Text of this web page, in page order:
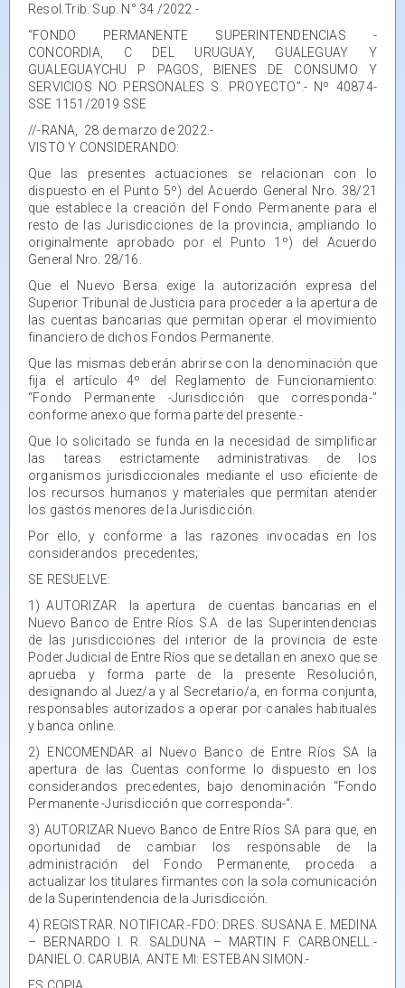
Resol.Trib. Sup. N° 34 /2022.-
“FONDO PERMANENTE SUPERINTENDENCIAS -
CONCORDIA, C DEL URUGUAY, GUALEGUAY Y
GUALEGUAYCHU P PAGOS, BIENES DE CONSUMO Y
SERVICIOS NO PERSONALES S. PROYECTO”.- Nº 40874-
SSE 1151/2019 SSE
//-RANA, 28 de marzo de 2022.-
VISTO Y CONSIDERANDO:
Que las presentes actuaciones se relacionan con lo
dispuesto en el Punto 5º) del Acuerdo General Nro. 38/21
que establece la creación del Fondo Permanente para el
resto de las Jurisdicciones de la provincia, ampliando lo
originalmente aprobado por el Punto 1º) del Acuerdo
General Nro. 28/16.
Que el Nuevo Bersa exige la autorización expresa del
Superior Tribunal de Justicia para proceder a la apertura de
las cuentas bancarias que permitan operar el movimiento
financiero de dichos Fondos Permanente.
Que las mismas deberán abrirse con la denominación que
fija el artículo 4º del Reglamento de Funcionamiento:
“Fondo Permanente -Jurisdicción que corresponda-”
conforme anexo que forma parte del presente.-
Que lo solicitado se funda en la necesidad de simplificar
las tareas estrictamente administrativas de los
organismos jurisdiccionales mediante el uso eficiente de
los recursos humanos y materiales que permitan atender
los gastos menores de la Jurisdicción.
Por ello, y conforme a las razones invocadas en los
considerandos precedentes;
SE RESUELVE:
1) AUTORIZAR la apertura de cuentas bancarias en el
Nuevo Banco de Entre Ríos S.A de las Superintendencias
de las jurisdicciones del interior de la provincia de este
Poder Judicial de Entre Ríos que se detallan en anexo que se
aprueba y forma parte de la presente Resolución,
designando al Juez/a y al Secretario/a, en forma conjunta,
responsables autorizados a operar por canales habituales
y banca online.
2) ENCOMENDAR al Nuevo Banco de Entre Ríos SA la
apertura de las Cuentas conforme lo dispuesto en los
considerandos precedentes, bajo denominación “Fondo
Permanente -Jurisdicción que corresponda-“.
3) AUTORIZAR Nuevo Banco de Entre Ríos SA para que, en
oportunidad de cambiar los responsable de la
administración del Fondo Permanente, proceda a
actualizar los titulares firmantes con la sola comunicación
de la Superintendencia de la Jurisdicción.
4) REGISTRAR. NOTIFICAR.-FDO: DRES. SUSANA E. MEDINA
– BERNARDO I. R. SALDUNA – MARTIN F. CARBONELL.-
DANIEL O. CARUBIA. ANTE MI: ESTEBAN SIMON.-
ES COPIA